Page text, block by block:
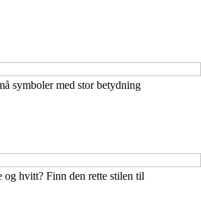
symboler med stor betydning
hvitt? Finn den rette stilen til